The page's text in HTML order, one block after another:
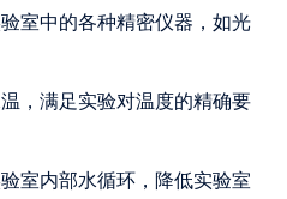
室中的各种精密仪器，如光
，满足实验对温度的精确要
室内部水循环，降低实验室